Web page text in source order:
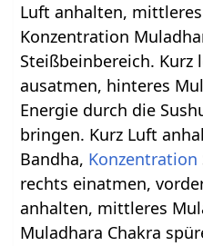
Luft anhalten,
Konzentration
Steißbeinbereich. Kurz
ausatmen, hinteres
Energie durch die
bringen. Kurz Luft
Bandha, Konzentration
rechts einatmen,
anhalten, mittleres
Muladhara Chakra